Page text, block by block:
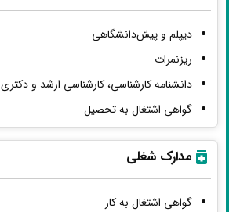
دیپلم و پیش‌دانشگاهی
ریزنمرات
دانشنامه کارشناسی، کارشناسی ارشد و دکتری
گواهی اشتغال به تحصیل
مدارک شغلی
گواهی اشتغال به کار